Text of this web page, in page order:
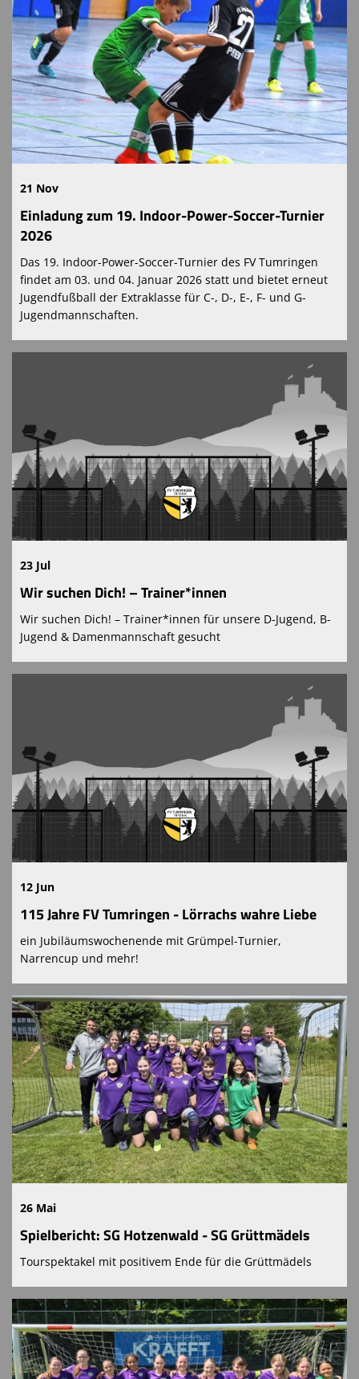
21 Nov
Einladung zum 19. Indoor-Power-Soccer-Turnier
2026
Das 19. Indoor-Power-Soccer-Turnier des FV Tumringen
findet am 03. und 04. Januar 2026 statt und bietet erneut
Jugendfußball der Extraklasse für C-, D-, E-, F- und G-
Jugendmannschaften.
23 Jul
Wir suchen Dich! – Trainer*innen
Wir suchen Dich! – Trainer*innen für unsere D-Jugend, B-
Jugend & Damenmannschaft gesucht
12 Jun
115 Jahre FV Tumringen - Lörrachs wahre Liebe
ein Jubiläumswochenende mit Grümpel-Turnier,
Narrencup und mehr!
26 Mai
Spielbericht: SG Hotzenwald - SG Grüttmädels
Tourspektakel mit positivem Ende für die Grüttmädels